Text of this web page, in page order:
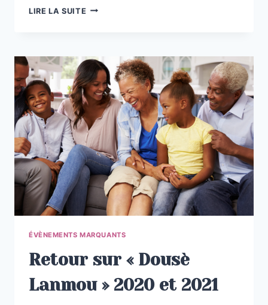
LIRE LA SUITE DOUSÈ
ÉVÈNEMENTS MARQUANTS
Retour sur « Dousè
Lanmou » 2020 et 2021